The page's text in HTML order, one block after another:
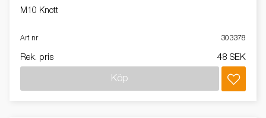
M10 Knott
Art nr 303378
Rek. pris 48 SEK
Köp